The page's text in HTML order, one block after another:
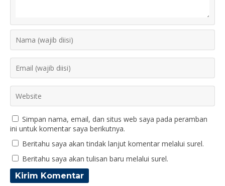
Simpan nama, email, dan situs web saya pada peramban
ini untuk komentar saya berikutnya.
Beritahu saya akan tindak lanjut komentar melalui surel.
Beritahu saya akan tulisan baru melalui surel.